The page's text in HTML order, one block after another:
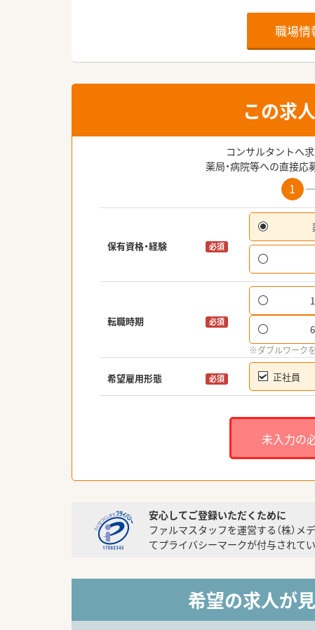
職場情
この求
コンサルタントへ
薬局・病院等への直接応
1
保有資格・経験 必須
転職時期 必須
※ダブルワーク
希望雇用形態 必須 正社員
未入力の
安心してご登録いただくために
ファルマスタッフを運営する（株）
てプライバシーマークが付与されてい
希望の求人が